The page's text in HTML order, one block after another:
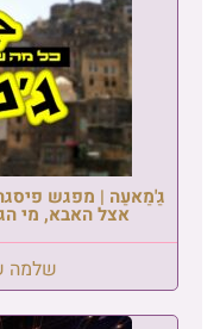
גַ'מַאעַה | מפגש
אצל האבא, מי
שלמה